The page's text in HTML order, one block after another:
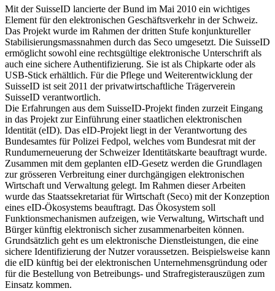
Mit der SuisseID lancierte der Bund im Mai 2010 ein wichtiges
Element für den elektronischen Geschäftsverkehr in der Schweiz.
Das Projekt wurde im Rahmen der dritten Stufe konjunktureller
Stabilisierungsmassnahmen durch das Seco umgesetzt. Die SuisseID
ermöglicht sowohl eine rechtsgültige elektronische Unterschrift als
auch eine sichere Authentifizierung. Sie ist als Chipkarte oder als
USB-Stick erhältlich. Für die Pflege und Weiterentwicklung der
SuisseID ist seit 2011 der privatwirtschaftliche Trägerverein
SuisseID verantwortlich.
Die Erfahrungen aus dem SuisseID-Projekt finden zurzeit Eingang
in das Projekt zur Einführung einer staatlichen elektronischen
Identität (eID). Das eID-Projekt liegt in der Verantwortung des
Bundesamtes für Polizei Fedpol, welches vom Bundesrat mit der
Rundumerneuerung der Schweizer Identitätskarte beauftragt wurde.
Zusammen mit dem geplanten eID-Gesetz werden die Grundlagen
zur grösseren Verbreitung einer durchgängigen elektronischen
Wirtschaft und Verwaltung gelegt. Im Rahmen dieser Arbeiten
wurde das Staatssekretariat für Wirtschaft (Seco) mit der Konzeption
eines eID-Ökosystems beauftragt. Das Ökosystem soll
Funktionsmechanismen aufzeigen, wie Verwaltung, Wirtschaft und
Bürger künftig elektronisch sicher zusammenarbeiten können.
Grundsätzlich geht es um elektronische Dienstleistungen, die eine
sichere Identifizierung der Nutzer voraussetzen. Beispielsweise kann
die eID künftig bei der elektronischen Unternehmensgründung oder
für die Bestellung von Betreibungs- und Strafregisterauszügen zum
Einsatz kommen.